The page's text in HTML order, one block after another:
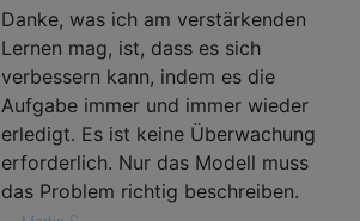
Danke, was ich am verstärkenden
Lernen mag, ist, dass es sich
verbessern kann, indem es die
Aufgabe immer und immer wieder
erledigt. Es ist keine Überwachung
erforderlich. Nur das Modell muss
das Problem richtig beschreiben.